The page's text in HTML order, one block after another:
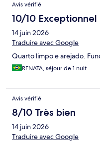
Avis vérifié
10/10 Exceptionnel
14 juin 2026
Traduire avec Google
Quarto limpo e arejado.
RENATA, séjour de 1 nuit
Avis vérifié
8/10 Très bien
14 juin 2026
Traduire avec Google